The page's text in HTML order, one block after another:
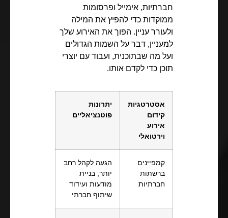
חברתיות, אימייל ופרסומות
ממוקדות כדי להפיץ את המילה
ולעורר עניין. הפוך את האירוע שלך
למעניין, דבר על השמות הגדולים
ועל מה שבתוכנית, ועבוד עם יוצרי
תוכן כדי לקדם אותו.
אסטרטגיות
קידום
אירוע
וירטואלי
יתרונות
פוטנציאליים
קמפיינים
ברשתות
חברתיות
הגעה לקהל רחב
יותר, בניית
מודעות ועידוד
שיתוף חברתי